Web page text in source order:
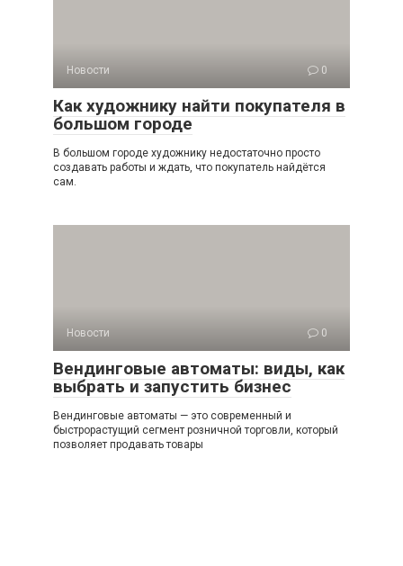
Новости 0
Как художнику найти покупателя в
большом городе
В большом городе художнику недостаточно просто
создавать работы и ждать, что покупатель найдётся
сам.
Новости 0
Вендинговые автоматы: виды, как
выбрать и запустить бизнес
Вендинговые автоматы — это современный и
быстрорастущий сегмент розничной торговли, который
позволяет продавать товары